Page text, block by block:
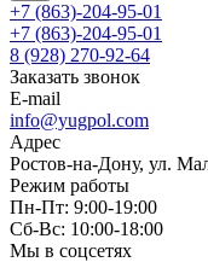
+7 (863)-204-95-01
+7 (863)-204-95-01
8 (928) 270-92-64
Заказать звонок
E-mail
info@yugpol.com
Адрес
Ростов-на-Дону, ул.
Режим работы
Пн-Пт: 9:00-19:00
Cб-Вс: 10:00-18:00
Мы в соцсетях